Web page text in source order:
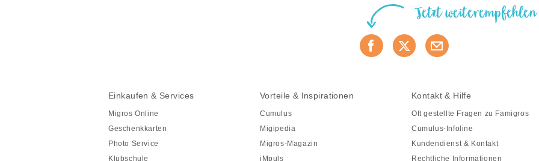
Jetzt weiterempfehlen
Einkaufen & Services
Migros Online
Geschenkkarten
Photo Service
Klubschule
Vorteile & Inspirationen
Cumulus
Migipedia
Migros-Magazin
iMpuls
Kontakt & Hilfe
Oft gestellte Fragen zu Famigros
Cumulus-Infoline
Kundendienst & Kontakt
Rechtliche Informationen